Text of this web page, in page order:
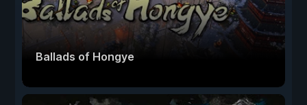
Ballads of Hongye